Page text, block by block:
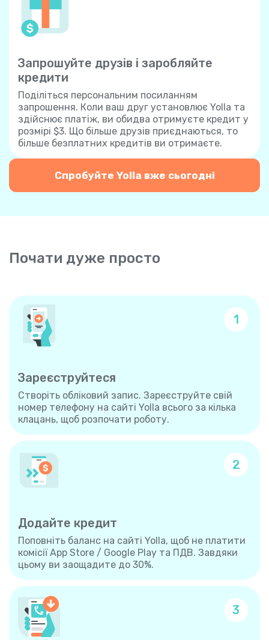
Запрошуйте друзів і заробляйте
кредити
Поділіться персональним посиланням
запрошення. Коли ваш друг установлює Yolla та
здійснює платіж, ви обидва отримуєте кредит у
розмірі $3. Що більше друзів приєднаються, то
більше безплатних кредитів ви отримаєте.
Спробуйте Yolla вже сьогодні
Почати дуже просто
1
Зареєструйтеся
Створіть обліковий запис. Зареєструйте свій
номер телефону на сайті Yolla всього за кілька
клацань, щоб розпочати роботу.
2
Додайте кредит
Поповніть баланс на сайті Yolla, щоб не платити
комісії App Store / Google Play та ПДВ. Завдяки
цьому ви заощадите до 30%.
3